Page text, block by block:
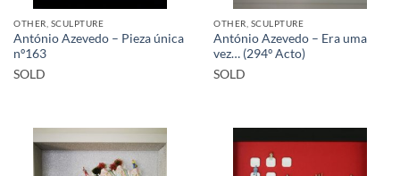
OTHER, SCULPTURE
António Azevedo – Pieza única
nº163
SOLD
OTHER, SCULPTURE
António Azevedo – Era uma
vez… (294º Acto)
SOLD